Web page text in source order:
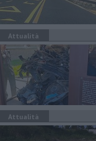
Attualità
Attualità